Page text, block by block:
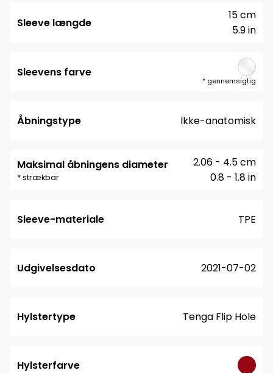
Sleeve længde
5.9 in
15 cm
Sleevens farve
* gennemsigtig
Åbningstype Ikke-anatomisk
Maksimal åbningens diameter
* strækbar 0.8 - 1.8 in
2.06 - 4.5 cm
Sleeve-materiale TPE
Udgivelsesdato 2021-07-02
Hylstertype Tenga Flip Hole
Hylsterfarve